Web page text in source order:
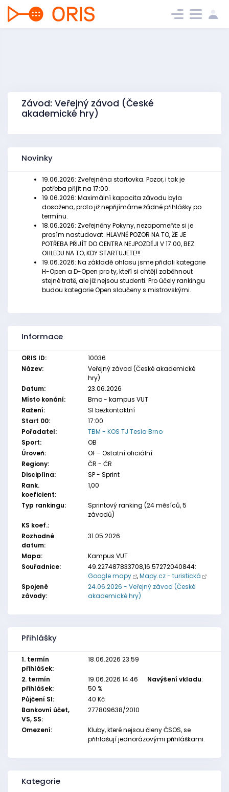
Závod: Veřejný závod (České
akademické hry)
Novinky
19.06.2026: Zveřejněna startovka. Pozor, i tak je
potřeba přijít na 17:00.
19.06.2026: Maximální kapacita závodu byla
dosažena, proto již nepřijímáme žádné přihlášky po
termínu.
18.06.2026: Zveřejněny Pokyny, nezapomeňte si je
prosím nastudovat. HLAVNĚ POZOR NA TO, ŽE JE
POTŘEBA PŘIJÍT DO CENTRA NEJPOZDĚJI V 17:00, BEZ
OHLEDU NA TO, KDY STARTUJETE!!!
19.06.2026: Na základě ohlasu jsme přidali kategorie
H-Open a D-Open pro ty, kteří si chtějí zaběhnout
stejné tratě, ale již nejsou studenti. Pro účely rankingu
budou kategorie Open sloučeny s mistrovskými.
Informace
ORIS ID:
10036
Název:
Veřejný závod (České akademické
hry)
Datum:
23.06.2026
Místo konání:
Brno - kampus VUT
Ražení:
SI bezkontaktní
Start 00:
17:00
Pořadatel:
TBM - KOS TJ Tesla Brno
Sport:
OB
Úroveň:
OF - Ostatní oficiální
Regiony:
ČR - ČR
Disciplína:
SP - Sprint
Rank.
koeficient:
1,00
Typ rankingu:
Sprintový ranking (24 měsíců, 5
závodů)
KS koef.:
Rozhodné
datum:
31.05.2026
Mapa:
Kampus VUT
Souřadnice:
49.227487833708,16.57272040844:
Google mapy
,Mapy.cz - turistická
Spojené
závody:
24.06.2026 - Veřejný závod (České
akademické hry)
Přihlášky
1. termín
přihlášek:
18.06.2026 23:59
2. termín
přihlášek:
19.06.2026 14:46 Navýšení vkladu:
50 %
Půjčení SI:
40 Kč
Bankovní účet,
VS, SS:
277809638/2010
Omezení:
Kluby, které nejsou členy ČSOS, se
přihlašují jednorázovými přihláškami.
Kategorie